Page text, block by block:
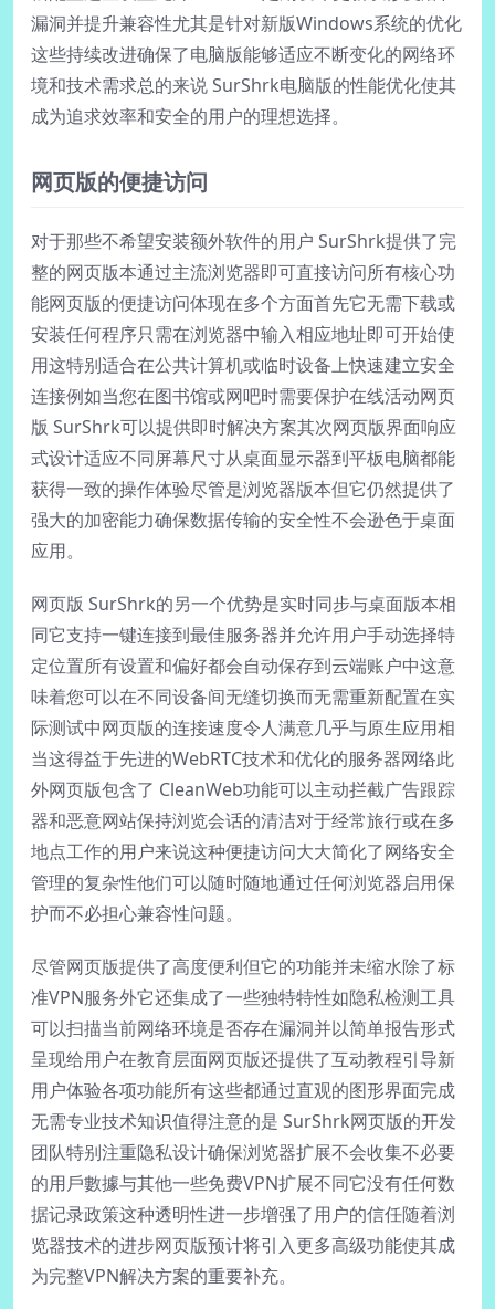
漏洞并提升兼容性尤其是针对新版Windows系统的优化
这些持续改进确保了电脑版能够适应不断变化的网络环
境和技术需求总的来说 SurShrk电脑版的性能优化使其
成为追求效率和安全的用户的理想选择。
网页版的便捷访问
对于那些不希望安装额外软件的用户 SurShrk提供了完
整的网页版本通过主流浏览器即可直接访问所有核心功
能网页版的便捷访问体现在多个方面首先它无需下载或
安装任何程序只需在浏览器中输入相应地址即可开始使
用这特别适合在公共计算机或临时设备上快速建立安全
连接例如当您在图书馆或网吧时需要保护在线活动网页
版 SurShrk可以提供即时解决方案其次网页版界面响应
式设计适应不同屏幕尺寸从桌面显示器到平板电脑都能
获得一致的操作体验尽管是浏览器版本但它仍然提供了
强大的加密能力确保数据传输的安全性不会逊色于桌面
应用。
网页版 SurShrk的另一个优势是实时同步与桌面版本相
同它支持一键连接到最佳服务器并允许用户手动选择特
定位置所有设置和偏好都会自动保存到云端账户中这意
味着您可以在不同设备间无缝切换而无需重新配置在实
际测试中网页版的连接速度令人满意几乎与原生应用相
当这得益于先进的WebRTC技术和优化的服务器网络此
外网页版包含了 CleanWeb功能可以主动拦截广告跟踪
器和恶意网站保持浏览会话的清洁对于经常旅行或在多
地点工作的用户来说这种便捷访问大大简化了网络安全
管理的复杂性他们可以随时随地通过任何浏览器启用保
护而不必担心兼容性问题。
尽管网页版提供了高度便利但它的功能并未缩水除了标
准VPN服务外它还集成了一些独特特性如隐私检测工具
可以扫描当前网络环境是否存在漏洞并以简单报告形式
呈现给用户在教育层面网页版还提供了互动教程引导新
用户体验各项功能所有这些都通过直观的图形界面完成
无需专业技术知识值得注意的是 SurShrk网页版的开发
团队特别注重隐私设计确保浏览器扩展不会收集不必要
的用戶數據与其他一些免费VPN扩展不同它没有任何数
据记录政策这种透明性进一步增强了用户的信任随着浏
览器技术的进步网页版预计将引入更多高级功能使其成
为完整VPN解决方案的重要补充。